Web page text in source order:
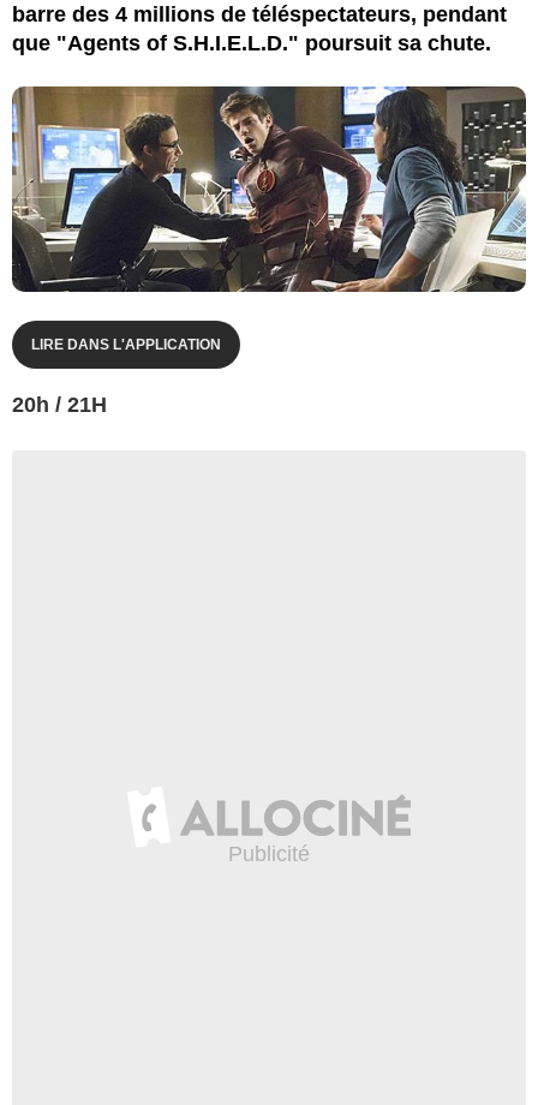
barre des 4 millions de téléspectateurs, pendant
que "Agents of S.H.I.E.L.D." poursuit sa chute.
LIRE DANS L'APPLICATION
20h / 21H